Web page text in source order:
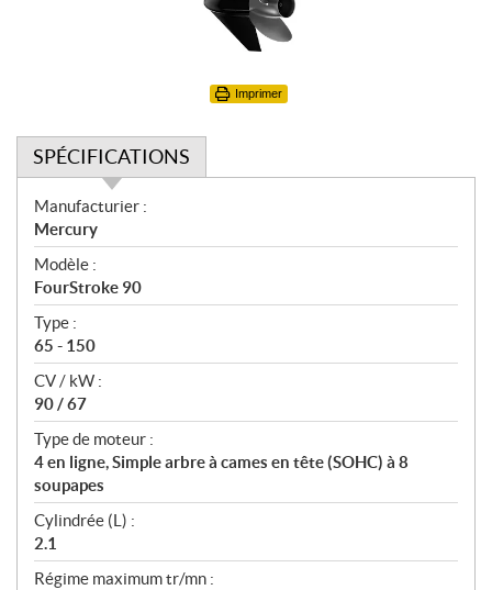
Imprimer
SPÉCIFICATIONS
S
p
é
c
i
f
i
c
a
t
i
o
n
s
Manufacturier :
Mercury
Modèle :
FourStroke 90
Type :
65 - 150
CV / kW :
90 / 67
Type de moteur :
4 en ligne, Simple arbre à cames en tête (SOHC) à 8
soupapes
Cylindrée (L) :
2.1
Régime maximum tr/mn :